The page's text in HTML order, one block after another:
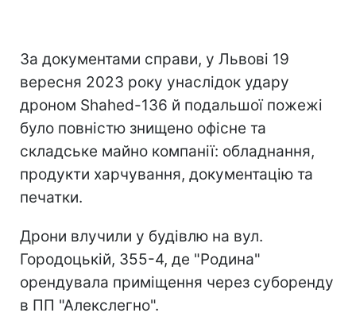
За документами справи, у Львові 19
вересня 2023 року унаслідок удару
дроном Shahed-136 й подальшої пожежі
було повністю знищено офісне та
складське майно компанії: обладнання,
продукти харчування, документацію та
печатки.
Дрони влучили у будівлю на вул.
Городоцькій, 355-4, де "Родина"
орендувала приміщення через суборенду
в ПП "Алекслегно".